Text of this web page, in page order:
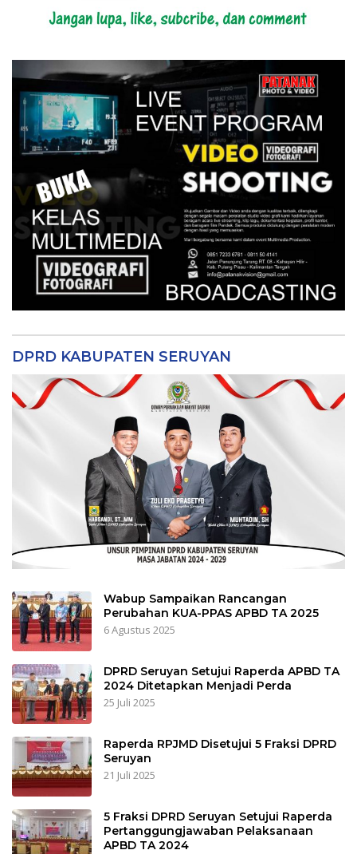
DPRD KABUPATEN SERUYAN
Wabup Sampaikan Rancangan
Perubahan KUA-PPAS APBD TA 2025
6 Agustus 2025
DPRD Seruyan Setujui Raperda APBD TA
2024 Ditetapkan Menjadi Perda
25 Juli 2025
Raperda RPJMD Disetujui 5 Fraksi DPRD
Seruyan
21 Juli 2025
5 Fraksi DPRD Seruyan Setujui Raperda
Pertanggungjawaban Pelaksanaan
APBD TA 2024